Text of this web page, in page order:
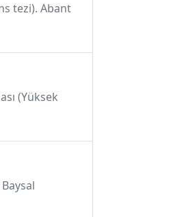
tezi). Abant
(Yüksek